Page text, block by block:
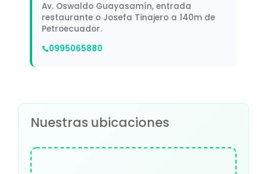
Av. Oswaldo Guayasamín, entrada
restaurante o Josefa Tinajero a 140m de
Petroecuador.
0995065880
Nuestras ubicaciones